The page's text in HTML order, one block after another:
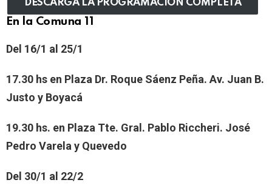
DESCARGÁ LA PROGRAMACIÓN COMPLETA
En la Comuna 11
Del 16/1 al 25/1
17.30 hs en Plaza Dr. Roque Sáenz Peña. Av. Juan B.
Justo y Boyacá
19.30 hs. en Plaza Tte. Gral. Pablo Riccheri. José
Pedro Varela y Quevedo
Del 30/1 al 22/2